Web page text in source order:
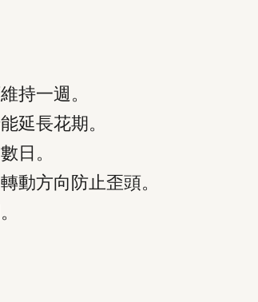
持一週。
延長花期。
日。
動方向防止歪頭。